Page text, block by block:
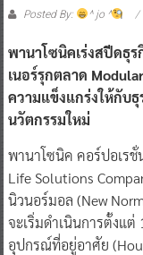
Posted By: ^ jo ^
พานาโซนิคเร่งสปีดธุ
เนอร์รุกตลาด
ความแข็งแกร่งให้กั
นวัตกรรมใหม่
พานาโซนิค คอร์ปอเร
Life Solutions
นิวนอร์มอล (New
จะเริ่มดำเนินการตั้งแ
อุปกรณ์ที่อยู่อาศัย